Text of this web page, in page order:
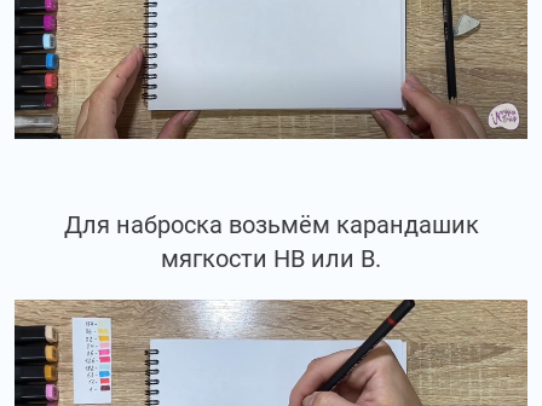
Для наброска возьмём карандашик
мягкости НВ или В.